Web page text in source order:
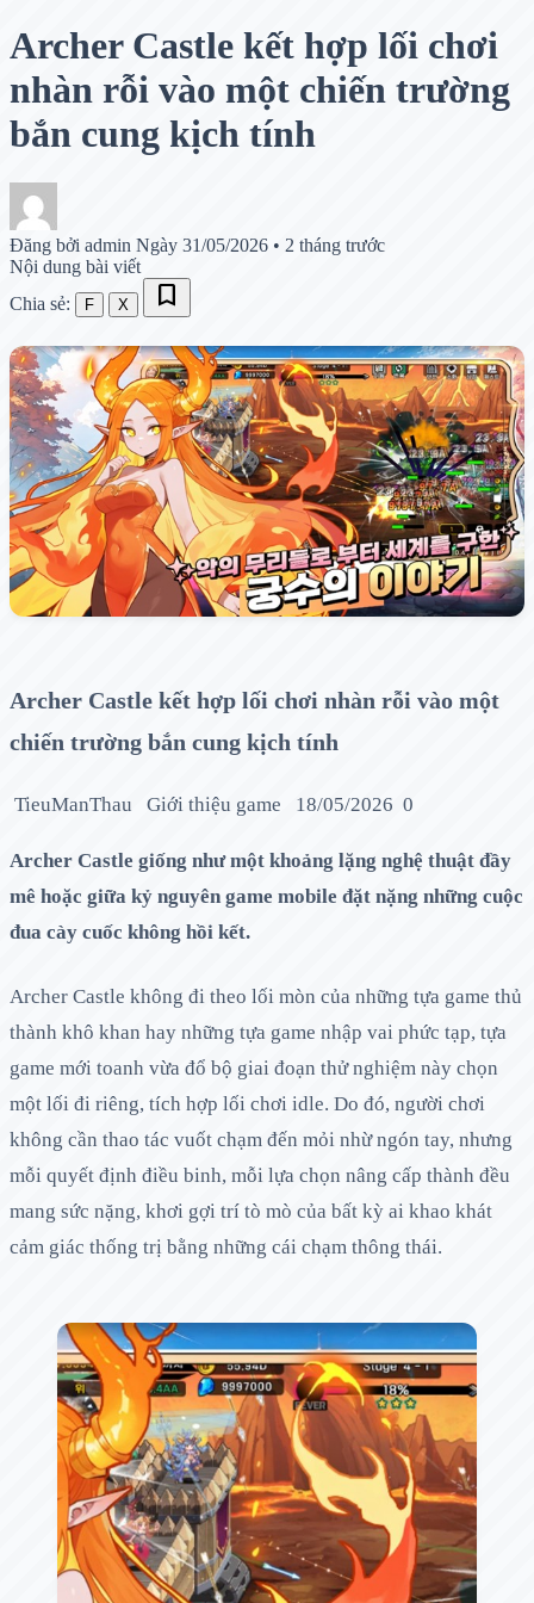
Archer Castle kết hợp lối chơi
nhàn rỗi vào một chiến trường
bắn cung kịch tính
Đăng bởi admin Ngày 31/05/2026 • 2 tháng trước
Nội dung bài viết
Chia sẻ:
F X bookmark
Archer Castle kết hợp lối chơi nhàn rỗi vào một
chiến trường bắn cung kịch tính
TieuManThau Giới thiệu game 18/05/2026 0
Archer Castle giống như một khoảng lặng nghệ thuật đầy
mê hoặc giữa kỷ nguyên game mobile đặt nặng những cuộc
đua cày cuốc không hồi kết.
Archer Castle không đi theo lối mòn của những tựa game thủ
thành khô khan hay những tựa game nhập vai phức tạp, tựa
game mới toanh vừa đổ bộ giai đoạn thử nghiệm này chọn
một lối đi riêng, tích hợp lối chơi idle. Do đó, người chơi
không cần thao tác vuốt chạm đến mỏi nhừ ngón tay, nhưng
mỗi quyết định điều binh, mỗi lựa chọn nâng cấp thành đều
mang sức nặng, khơi gợi trí tò mò của bất kỳ ai khao khát
cảm giác thống trị bằng những cái chạm thông thái.